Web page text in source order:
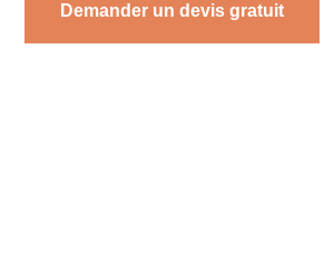
Demander un devis gratuit